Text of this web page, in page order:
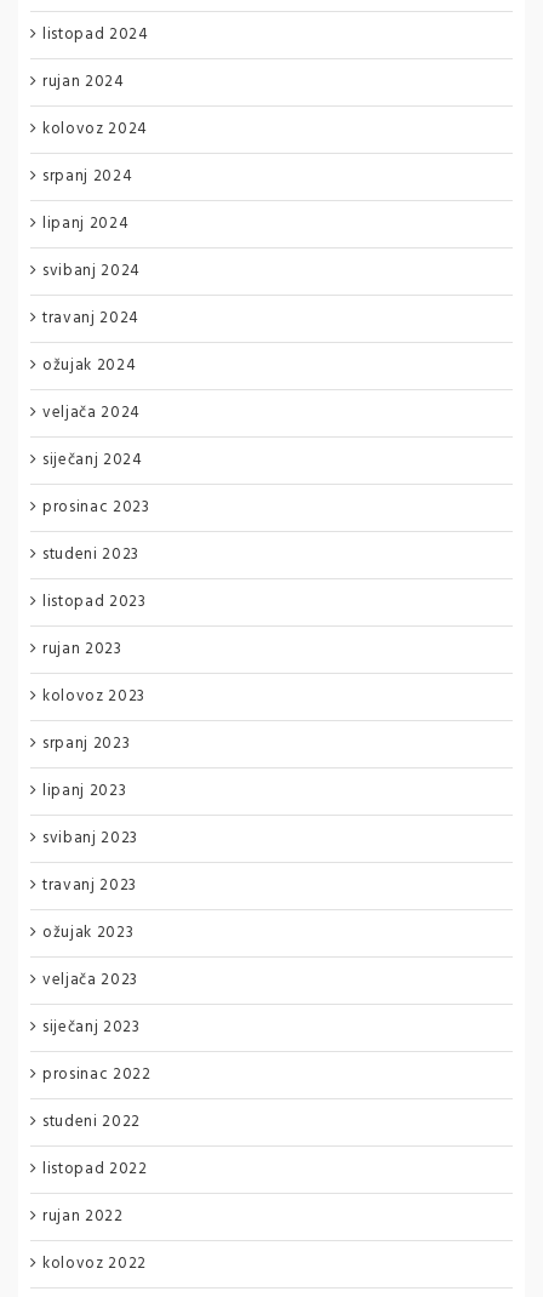
listopad 2024
rujan 2024
kolovoz 2024
srpanj 2024
lipanj 2024
svibanj 2024
travanj 2024
ožujak 2024
veljača 2024
siječanj 2024
prosinac 2023
studeni 2023
listopad 2023
rujan 2023
kolovoz 2023
srpanj 2023
lipanj 2023
svibanj 2023
travanj 2023
ožujak 2023
veljača 2023
siječanj 2023
prosinac 2022
studeni 2022
listopad 2022
rujan 2022
kolovoz 2022